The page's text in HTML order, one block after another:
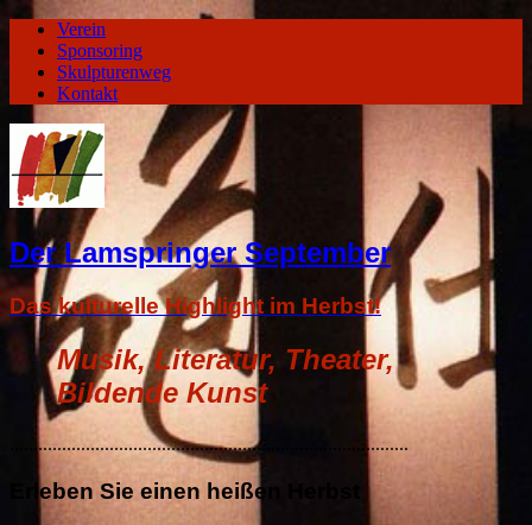
Verein
Sponsoring
Skulpturenweg
Kontakt
Der Lamspringer September
Das kulturelle Highlight im Herbst!
Musik, Literatur, Theater,
Bildende Kunst
....................................................................................
Erleben Sie einen heißen Herbst